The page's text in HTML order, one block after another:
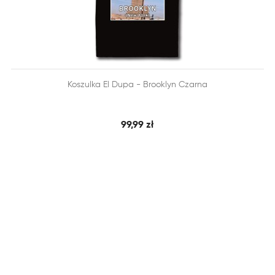
DODAJ DO KOSZYKA  SZYBKI PODGLĄD
Koszulka El Dupa - Brooklyn Czarna
99,99 zł